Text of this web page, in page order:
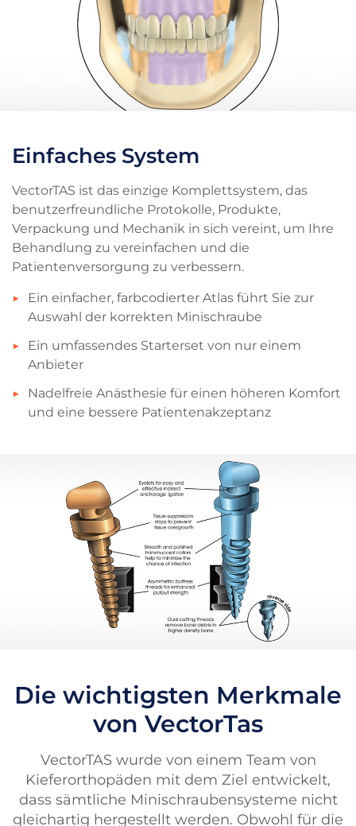
Einfaches System
VectorTAS ist das einzige Komplettsystem, das
benutzerfreundliche Protokolle, Produkte,
Verpackung und Mechanik in sich vereint, um Ihre
Behandlung zu vereinfachen und die
Patientenversorgung zu verbessern.
Ein einfacher, farbcodierter Atlas führt Sie zur
Auswahl der korrekten Minischraube
Ein umfassendes Starterset von nur einem
Anbieter
Nadelfreie Anästhesie für einen höheren Komfort
und eine bessere Patientenakzeptanz
Die wichtigsten Merkmale
von VectorTas
VectorTAS wurde von einem Team von
Kieferorthopäden mit dem Ziel entwickelt,
dass sämtliche Minischraubensysteme nicht
gleichartig hergestellt werden. Obwohl für die